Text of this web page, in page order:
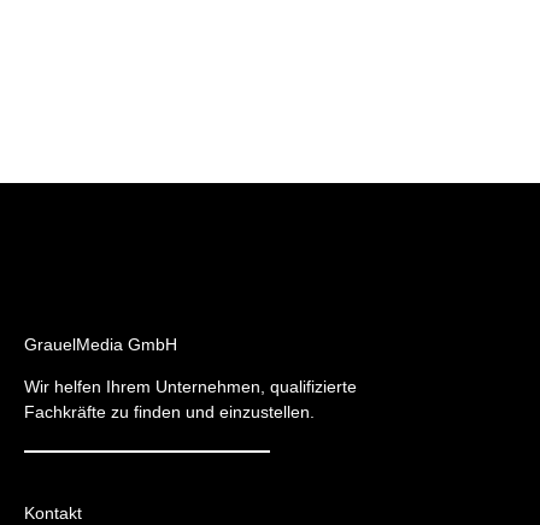
GrauelMedia GmbH
Wir helfen Ihrem Unternehmen, qualifizierte
Fachkräfte zu finden und einzustellen.
Kontakt